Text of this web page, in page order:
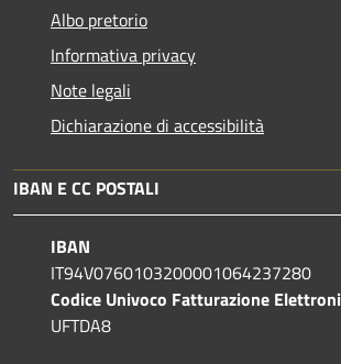
Albo pretorio
Informativa privacy
Note legali
Dichiarazione di accessibilità
IBAN E CC POSTALI
IBAN
IT94V0760103200001064237280
Codice Univoco Fatturazione
UFTDA8